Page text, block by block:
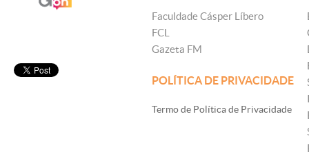
Faculdade Cásper Líbero
FCL
Gazeta FM
POLÍTICA DE PRIVACIDADE
Termo de Política de Privacidade